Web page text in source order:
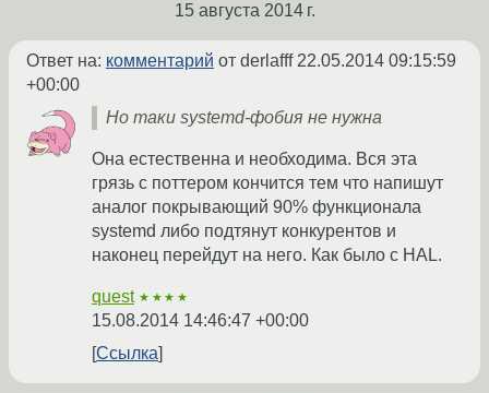
15 августа 2014 г.
Ответ на: комментарий от derlafff22.05.2014 09:15:59
+00:00
Но таки systemd-фобия не нужна
Она естественна и необходима. Вся эта
грязь с поттером кончится тем что напишут
аналог покрывающий 90% функционала
systemd либо подтянут конкурентов и
наконец перейдут на него. Как было с HAL.
quest ★★★★
15.08.2014 14:46:47 +00:00
Ссылка